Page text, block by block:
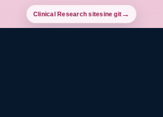
Clinical Research sitesine git